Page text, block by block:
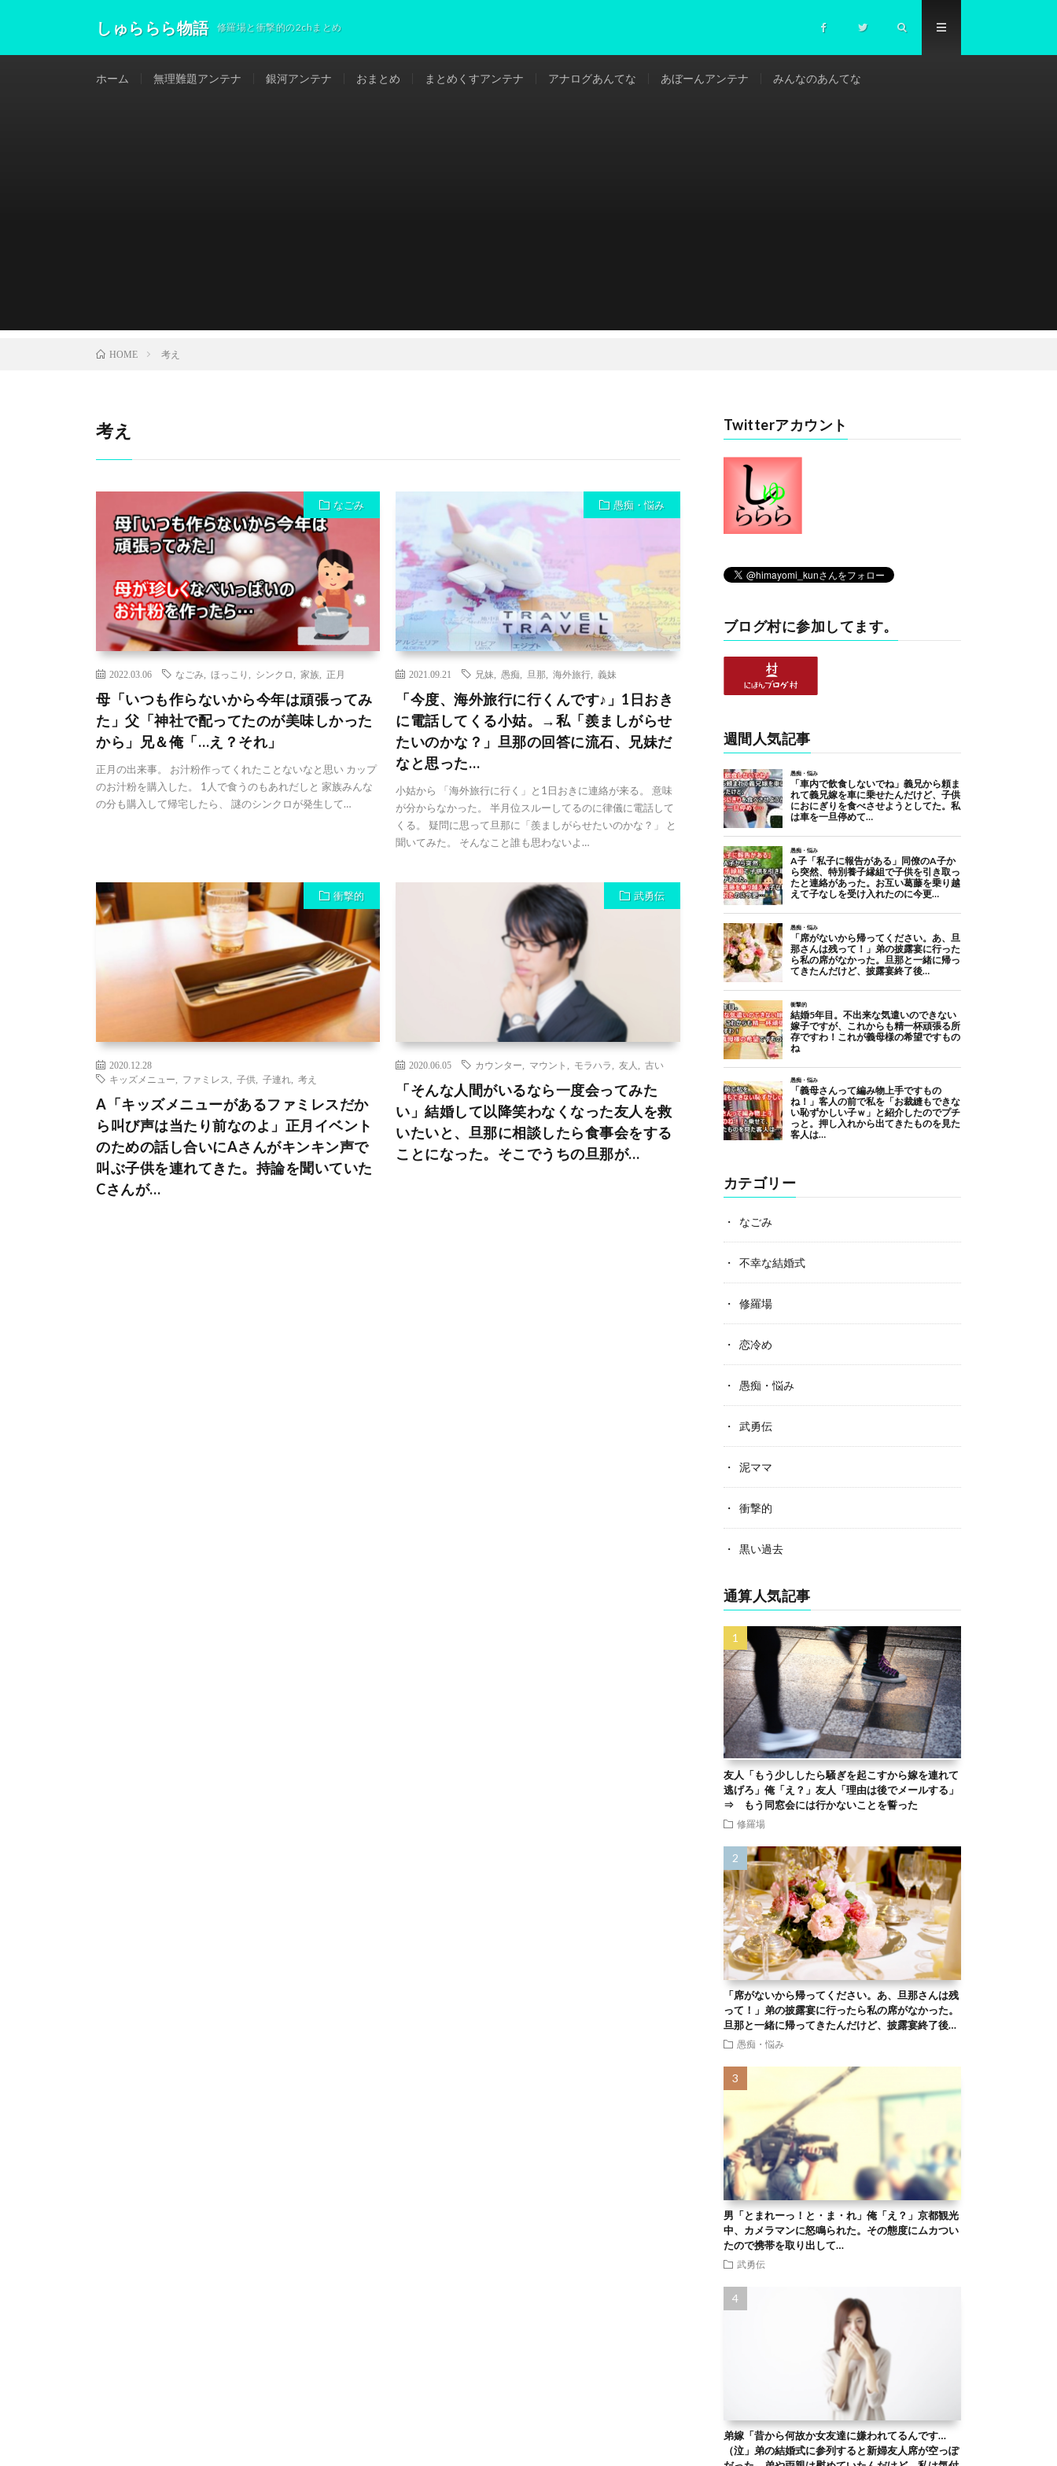
しゅららら物語 修羅場と衝撃的の2chまとめ
ホーム 無理難題アンテナ 銀河アンテナ おまとめ まとめくすアンテナ アナログあんてな あぼーんアンテナ みんなのあんてな
HOME 考え
考え
なごみ
2022.03.06 なごみ ほっこり シンクロ 家族 正月
母「いつも作らないから今年は頑張ってみ
た」父「神社で配ってたのが美味しかった
から」兄＆俺「…え？それ」
正月の出来事。 お汁粉作ってくれたことないなと思い カップ
のお汁粉を購入した。 1人で食うのもあれだしと 家族みんな
の分も購入して帰宅したら、 謎のシンクロが発生して…
愚痴・悩み
2021.09.21 兄妹 愚痴 旦那 ,海外旅行 ,義妹
「今度、海外旅行に行くんです♪」1日おき
に電話してくる小姑。→私「羨ましがらせ
たいのかな？」旦那の回答に流石、兄妹だ
なと思った…
小姑から 「海外旅行に行く」と1日おきに連絡が来る。 意味
が分からなかった。 半月位スルーしてるのに律儀に電話して
くる。 疑問に思って旦那に「羨ましがらせたいのかな？」 と
聞いてみた。 そんなこと誰も思わないよ…
衝撃的
2020.12.28
キッズメニュー
ファミレス 子供 子連れ 考え
A「キッズメニューがあるファミレスだか
ら叫び声は当たり前なのよ」正月イベント
のための話し合いにAさんがキンキン声で
叫ぶ子供を連れてきた。持論を聞いていた
Cさんが…
武勇伝
2020.06.05 カウンター マウント モラハラ ,友人 ,古い
「そんな人間がいるなら一度会ってみた
い」結婚して以降笑わなくなった友人を救
いたいと、旦那に相談したら食事会をする
ことになった。そこでうちの旦那が…
Twitterアカウント
ブログ村に参加してます。
週間人気記事
カテゴリー
なごみ
不幸な結婚式
修羅場
恋冷め
愚痴・悩み
武勇伝
泥ママ
衝撃的
黒い過去
通算人気記事
友人「もう少ししたら騒ぎを起こすから嫁を連れて
逃げろ」俺「え？」友人「理由は後でメールする」
⇒ もう同窓会には行かないことを誓った
修羅場
「席がないから帰ってください。あ、旦那さんは残
って！」弟の披露宴に行ったら私の席がなかった。
旦那と一緒に帰ってきたんだけど、披露宴終了後…
愚痴・悩み
男「とまれーっ！と・ま・れ」俺「え？」京都観光
中、カメラマンに怒鳴られた。その態度にムカつい
たので携帯を取り出して…
武勇伝
弟嫁「昔から何故か女友達に嫌われてるんです…
（泣」弟の結婚式に参列すると新婦友人席が空っぽ